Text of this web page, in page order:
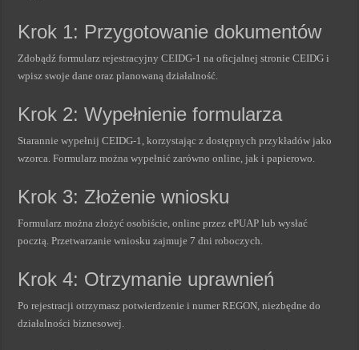
Krok 1: Przygotowanie dokumentów
Zdobądź formularz rejestracyjny CEIDG-1 na oficjalnej stronie CEIDG i
wpisz swoje dane oraz planowaną działalność.
Krok 2: Wypełnienie formularza
Starannie wypełnij CEIDG-1, korzystając z dostępnych przykładów jako
wzorca. Formularz można wypełnić zarówno online, jak i papierowo.
Krok 3: Złożenie wniosku
Formularz można złożyć osobiście, online przez ePUAP lub wysłać
pocztą. Przetwarzanie wniosku zajmuje 7 dni roboczych.
Krok 4: Otrzymanie uprawnień
Po rejestracji otrzymasz potwierdzenie i numer REGON, niezbędne do
działalności biznesowej.